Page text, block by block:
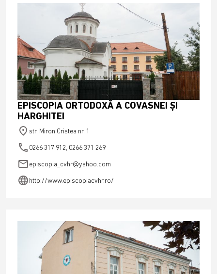
EPISCOPIA ORTODOXĂ A COVASNEI ȘI
HARGHITEI
place str. Miron Cristea nr. 1
phone 0266 317 912, 0266 371 269
emailepiscopia_cvhr@yahoo.com
languagehttp://www.episcopiacvhr.ro/